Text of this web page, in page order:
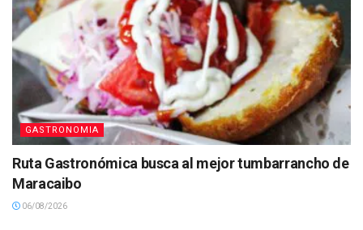
GASTRONOMIA
Ruta Gastronómica busca al mejor tumbarrancho de
Maracaibo
06/08/2026